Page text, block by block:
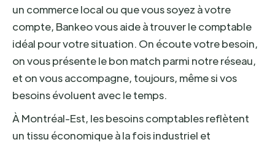
un commerce local ou que vous soyez à votre
compte, Bankeo vous aide à trouver le comptable
idéal pour votre situation. On écoute votre besoin,
on vous présente le bon match parmi notre réseau,
et on vous accompagne, toujours, même si vos
besoins évoluent avec le temps.
À Montréal-Est, les besoins comptables reflètent
un tissu économique à la fois industriel et